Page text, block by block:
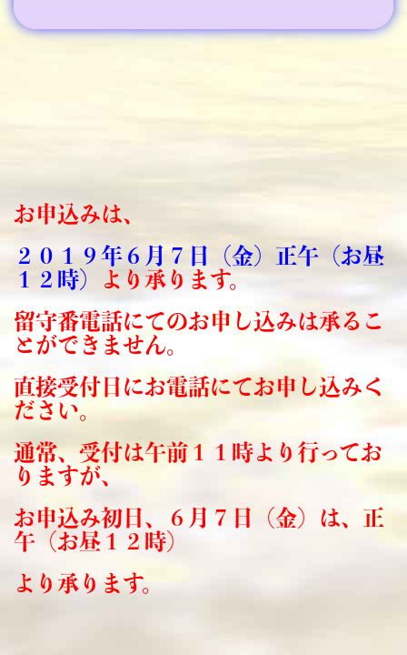
お申込みは、
２０１９年６月７日（金）正午（お昼
１２時）
より承ります。
留守番電話にてのお申し込みは承るこ
とができません。
直接受付日にお電話にてお申し込みく
ださい。
通常、受付は午前１１時より行ってお
りますが、
お申込み初日、６月７日（金）は、正
午（お昼１２時）
より承ります。